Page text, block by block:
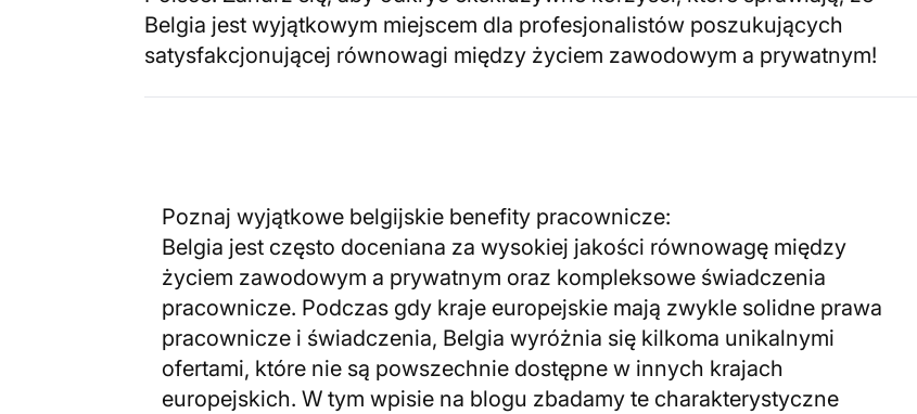
Belgia jest wyjątkowym miejscem dla profesjonalistów poszukujących
satysfakcjonującej równowagi między życiem zawodowym a prywatnym!
Poznaj wyjątkowe belgijskie benefity pracownicze:
Belgia jest często doceniana za wysokiej jakości równowagę między
życiem zawodowym a prywatnym oraz kompleksowe świadczenia
pracownicze. Podczas gdy kraje europejskie mają zwykle solidne prawa
pracownicze i świadczenia, Belgia wyróżnia się kilkoma unikalnymi
ofertami, które nie są powszechnie dostępne w innych krajach
europejskich. W tym wpisie na blogu zbadamy te charakterystyczne